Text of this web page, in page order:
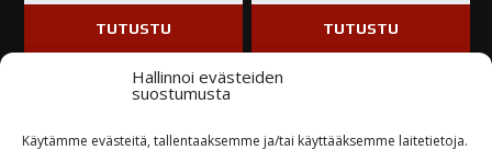
Hallinnoi evästeiden
suostumusta
Käytämme evästeitä, tallentaaksemme ja/tai käyttääksemme laitetietoja.
TUTUSTU TUTUSTU